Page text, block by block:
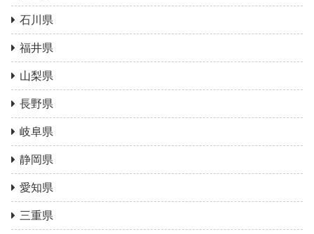
石川県
福井県
山梨県
長野県
岐阜県
静岡県
愛知県
三重県